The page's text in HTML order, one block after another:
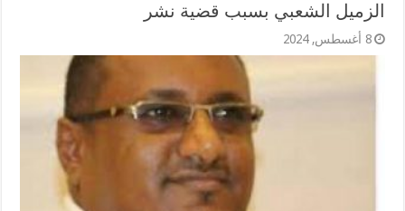
الزميل الشعبي بسبب قضية نشر
8 أغسطس, 2024